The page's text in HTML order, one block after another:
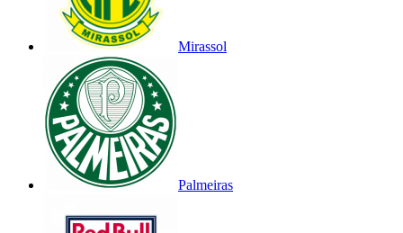
Mirassol
Palmeiras